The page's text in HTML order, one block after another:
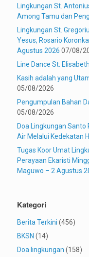
Lingkungan St.
Among Tamu dan
Lingkungan St.
Yesus, Rosario
Agustus 2026 07/08/
Line Dance St. Elisabeth
Kasih adalah yang
05/08/2026
Pengumpulan Bahan
05/08/2026
Doa Lingkungan
Air Melalui Kedekatan
Tugas Koor Umat
Perayaan Ekaristi
Maguwo – 2 Agustus
Kategori
Berita Terkini (456)
BKSN (14)
Doa lingkungan (158)